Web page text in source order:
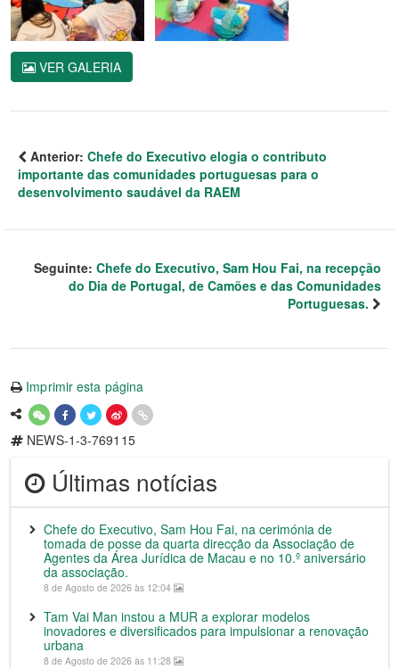
VER GALERIA
Anterior: Chefe do Executivo elogia o contributo
importante das comunidades portuguesas para o
desenvolvimento saudável da RAEM
Seguinte: Chefe do Executivo, Sam Hou Fai, na recepção
do Dia de Portugal, de Camões e das Comunidades
Portuguesas.
Imprimir esta página
NEWS-1-3-769115
Últimas notícias
Chefe do Executivo, Sam Hou Fai, na cerimónia de
tomada de posse da quarta direcção da Associação de
Agentes da Área Jurídica de Macau e no 10.º aniversário
da associação.
8 de Agosto de 2026 às 12:04
Tam Vai Man instou a MUR a explorar modelos
inovadores e diversificados para impulsionar a renovação
urbana
8 de Agosto de 2026 às 11:28